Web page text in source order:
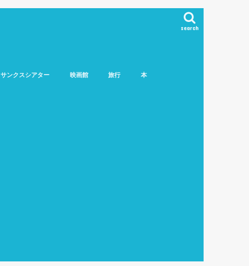
search
サンクスシアター 映画館 旅行 本